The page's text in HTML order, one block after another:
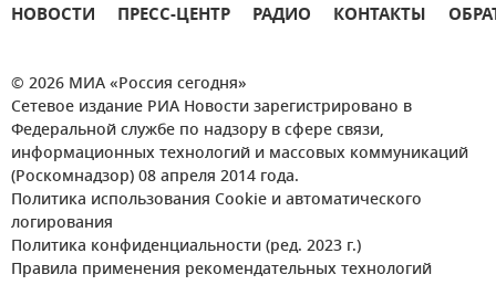
НОВОСТИ ПРЕСС-ЦЕНТР РАДИО КОНТАКТЫ
© 2026 МИА «Россия сегодня»
Сетевое издание РИА Новости зарегистрировано в
Федеральной службе по надзору в сфере связи,
информационных технологий и массовых коммуникаций
(Роскомнадзор) 08 апреля 2014 года.
Политика использования Cookie и автоматического
логирования
Политика конфиденциальности (ред. 2023 г.)
Правила применения рекомендательных технологий